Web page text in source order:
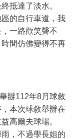
抵達了淡水。
的自行車道，我
一路歡笑聲不
間仿佛變得不再
辦112年8月球敘
本次球敘舉辦在
高爾夫球場。
，不過學長姐的